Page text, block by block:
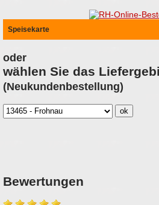
Speisekarte
oder
wählen Sie das
(Neukundenbestellung)
Bewertungen